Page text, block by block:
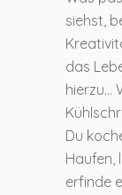
siehst,
das
hierzu…
Du
Haufen,
erfinde